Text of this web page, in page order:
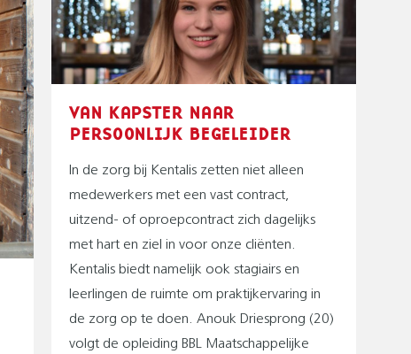
VAN KAPSTER NAAR
PERSOONLIJK BEGELEIDER
In de zorg bij Kentalis zetten niet alleen
medewerkers met een vast contract,
uitzend- of oproepcontract zich dagelijks
met hart en ziel in voor onze cliënten.
Kentalis biedt namelijk ook stagiairs en
leerlingen de ruimte om praktijkervaring in
de zorg op te doen. Anouk Driesprong (20)
volgt de opleiding BBL Maatschappelijke